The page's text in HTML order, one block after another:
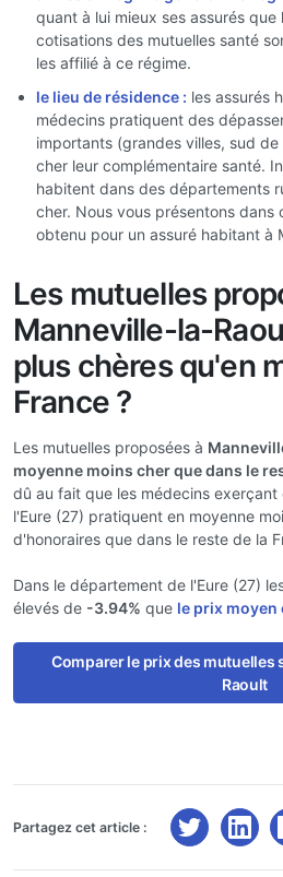
quant à lui mieux ses assurés que
cotisations des mutuelles santé
les affilié à ce régime.
le lieu de résidence : les assurés
médecins pratiquent des
importants (grandes villes, sud
cher leur complémentaire santé.
habitent dans des départements
cher. Nous vous présentons
obtenu pour un assuré habitant à
Les mutuelles
Manneville-la-
plus chères qu'en
France ?
Les mutuelles proposées à
moyenne moins cher que dans le
dû au fait que les médecins
l'Eure (27) pratiquent en moyenne
d'honoraires que dans le reste de la
Dans le département de l'Eure (27)
élevés de -3.94% que le prix moyen
Comparer le prix des mutuelles
Raoult
Partagez cet article :